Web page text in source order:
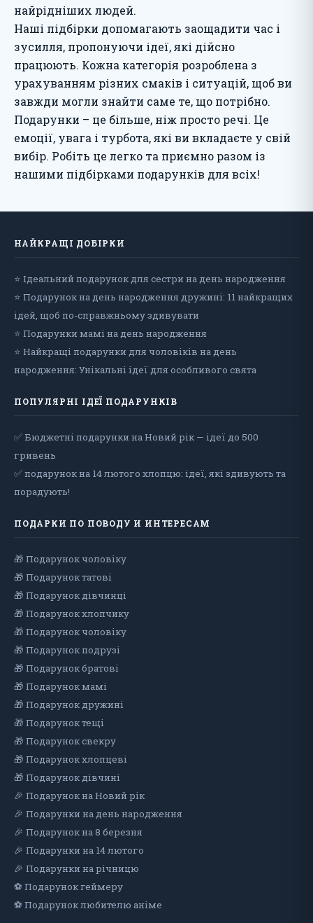
найрідніших людей.
Наші підбірки допомагають заощадити час і
зусилля, пропонуючи ідеї, які дійсно
працюють. Кожна категорія розроблена з
урахуванням різних смаків і ситуацій, щоб ви
завжди могли знайти саме те, що потрібно.
Подарунки – це більше, ніж просто речі. Це
емоції, увага і турбота, які ви вкладаєте у свій
вибір. Робіть це легко та приємно разом із
нашими підбірками подарунків для всіх!
НАЙКРАЩІ ДОБІРКИ
⭐ Ідеальний подарунок для сестри на день народження
⭐ Подарунок на день народження дружині: 11 найкращих
ідей, щоб по-справжньому здивувати
⭐ Подарунки мамі на день народження
⭐ Найкращі подарунки для чоловіків на день
народження: Унікальні ідеї для особливого свята
ПОПУЛЯРНІ ІДЕЇ ПОДАРУНКІВ
✅ Бюджетні подарунки на Новий рік — ідеї до 500
гривень
✅ подарунок на 14 лютого хлопцю: ідеї, які здивують та
порадують!
ПОДАРКИ ПО ПОВОДУ И ИНТЕРЕСАМ
🎁 Подарунок чоловiку
🎁 Подарунок татові
🎁 Подарунок дівчинці
🎁 Подарунок хлопчику
🎁 Подарунок чоловіку
🎁 Подарунок подрузі
🎁 Подарунок братові
🎁 Подарунок мамі
🎁 Подарунок дружині
🎁 Подарунок тещі
🎁 Подарунок свекру
🎁 Подарунок хлопцеві
🎁 Подарунок дiвчинi
🎉 Подарунок на Новий рік
🎉 Подарунки на день народження
🎉 Подарунок на 8 березня
🎉 Подарунки на 14 лютого
🎉 Подарунки на річницю
⚽ Подарунок геймеру
⚽ Подарунок любителю аніме